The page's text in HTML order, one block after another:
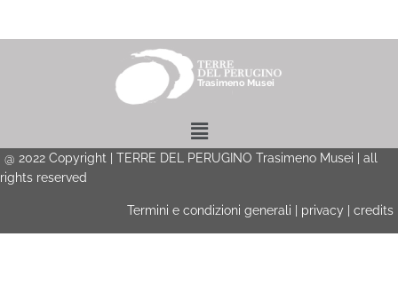
Menu
@ 2022 Copyright | TERRE DEL PERUGINO Trasimeno Musei | all
rights reserved
Termini e condizioni generali privacy credits